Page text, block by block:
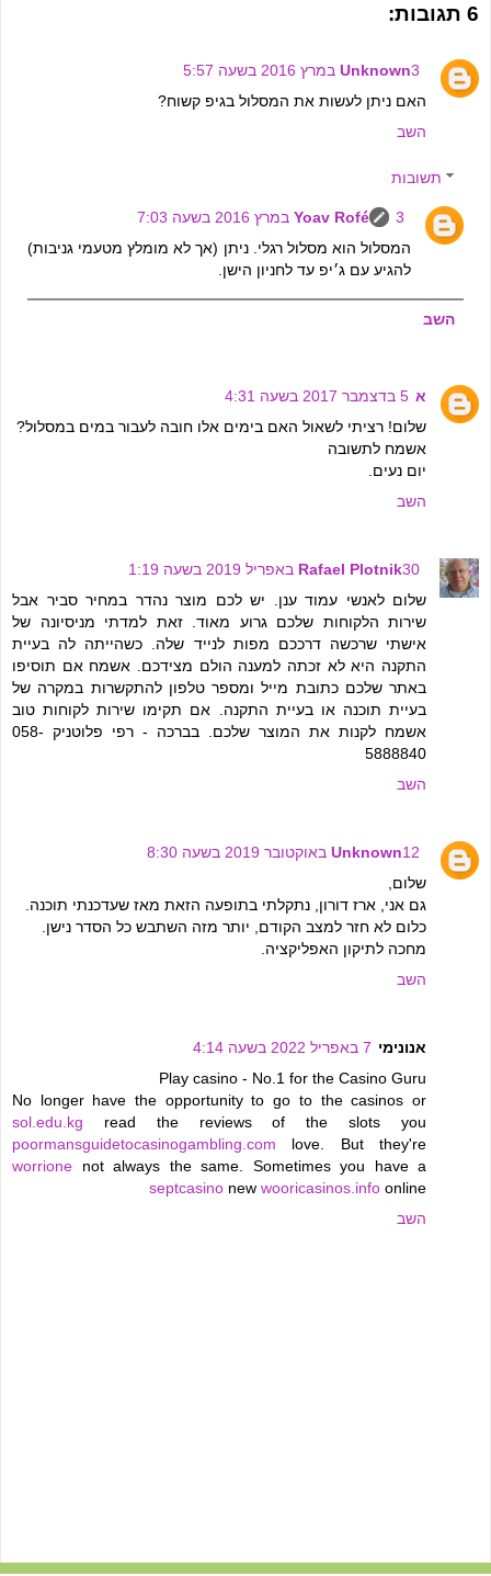
6 תגובות:
Unknown3 במרץ 2016 בשעה 5:57
האם ניתן לעשות את המסלול בגיפ קשוח?
השב
תשובות
Yoav Rofé
3 במרץ 2016 בשעה 7:03
המסלול הוא מסלול רגלי. ניתן (אך לא מומלץ מטעמי גניבות)
להגיע עם ג׳יפ עד לחניון הישן.
השב
א 5 בדצמבר 2017 בשעה 4:31
שלום! רציתי לשאול האם בימים אלו חובה לעבור במים במסלול?
אשמח לתשובה
יום נעים.
השב
Rafael Plotnik30 באפריל 2019 בשעה 1:19
שלום לאנשי עמוד ענן. יש לכם מוצר נהדר במחיר סביר אבל
שירות הלקוחות שלכם גרוע מאוד. זאת למדתי מניסיונה של
אישתי שרכשה דרככם מפות לנייד שלה. כשהייתה לה בעיית
התקנה היא לא זכתה למענה הולם מצידכם. אשמח אם תוסיפו
באתר שלכם כתובת מייל ומספר טלפון להתקשרות במקרה של
בעיית תוכנה או בעיית התקנה. אם תקימו שירות לקוחות טוב
אשמח לקנות את המוצר שלכם. בברכה - רפי פלוטניק 058-
5888840
השב
Unknown12 באוקטובר 2019 בשעה 8:30
שלום,
גם אני, ארז דורון, נתקלתי בתופעה הזאת מאז שעדכנתי תוכנה.
כלום לא חזר למצב הקודם, יותר מזה השתבש כל הסדר נישן.
מחכה לתיקון האפליקציה.
השב
אנונימי 7 באפריל 2022 בשעה 4:14
Play casino - No.1 for the Casino Guru
No longer have the opportunity to go to the casinos or
sol.edu.kg read the reviews of the slots you
poormansguidetocasinogambling.com love. But they're
worrione not always the same. Sometimes you have a
septcasino new wooricasinos.info online
השב